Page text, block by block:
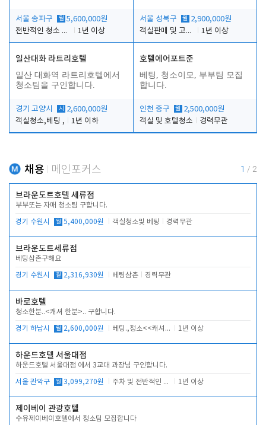
서울 송파구 월 5,600,000원
전반적인 청소 업무(객실청소.객실정리)
1년 이상
서울 성북구 월 2,900,000원
객실판매 및 고객응대
1년 이상
일산대화 라트리호텔
일산 대화역 라트리호텔에서
청소팀을 구인합니다.
경기 고양시 시
2,600,000원
객실청소,베팅 ,
1년 이하
호텔에어포트준
베팅, 청소이모, 부부팀 모집
합니다.
인천 중구 월 2,500,000원
객실 및 호텔청소
경력무관
채용 메인포커스 1 / 2
브라운도트호텔 세류점
부부또는 자매 청소팀 구합니다.
경기 수원시 월 5,400,000원 객실청소및 베팅 경력무관
브라운도트세류점
베팅삼촌구해요
경기 수원시 월 2,316,930원 베팅삼촌 경력무관
바로호텔
청소한분..<캐셔 한분>.. 구합니다.
경기 하남시 월 2,600,000원 베팅.,청소<<캐셔 모셔봅니다. 1년 이상
하운드호텔 서울대점
하운드호텔 서울대점 에서 3교대 과장님 구인합니다.
서울 관악구 월 3,099,270원 주차 및 전반적인 당번업무 1년 이상
제이베이 관광호텔
수유제이베이호텔에서 청소팀 모집합니다